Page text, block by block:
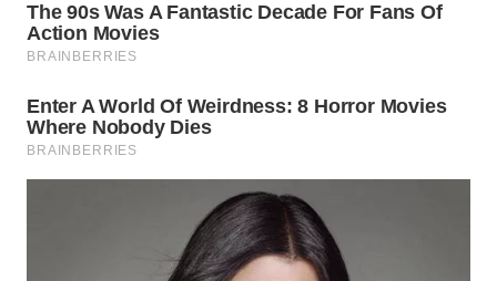
TAPANULI
UTARA
SAMOSIR
WN